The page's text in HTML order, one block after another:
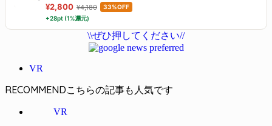
¥2,800 ¥4,180
33%OFF
+28pt (1%還元)
\\ぜひ押してください//
VR
RECOMMEND
VR